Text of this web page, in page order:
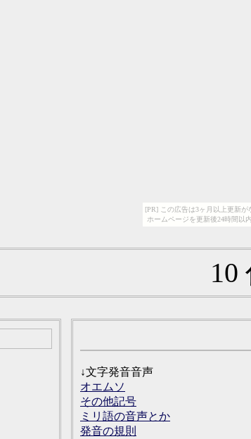
[PR] この広告は3ヶ月以上更新が
ホームページを更新後24時間以
10
↓文字発音音声
オエムソ
その他記号
ミリ語の音声とか
発音の規則